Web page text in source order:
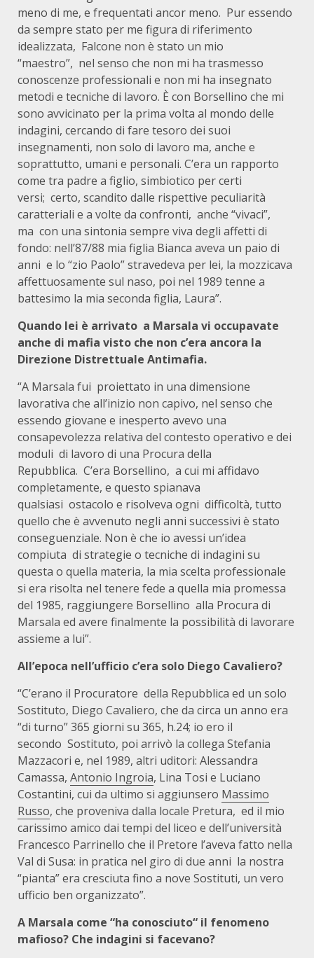
meno di me, e frequentati ancor meno. Pur essendo
da sempre stato per me figura di riferimento
idealizzata, Falcone non è stato un mio
“maestro”, nel senso che non mi ha trasmesso
conoscenze professionali e non mi ha insegnato
metodi e tecniche di lavoro. È con Borsellino che mi
sono avvicinato per la prima volta al mondo delle
indagini, cercando di fare tesoro dei suoi
insegnamenti, non solo di lavoro ma, anche e
soprattutto, umani e personali. C’era un rapporto
come tra padre a figlio, simbiotico per certi
versi; certo, scandito dalle rispettive peculiarità
caratteriali e a volte da confronti, anche “vivaci”,
ma con una sintonia sempre viva degli affetti di
fondo: nell’87/88 mia figlia Bianca aveva un paio di
anni e lo “zio Paolo” stravedeva per lei, la mozzicava
affettuosamente sul naso, poi nel 1989 tenne a
battesimo la mia seconda figlia, Laura”.
Quando lei è arrivato a Marsala vi occupavate
anche di mafia visto che non c’era ancora la
Direzione Distrettuale Antimafia.
“A Marsala fui proiettato in una dimensione
lavorativa che all’inizio non capivo, nel senso che
essendo giovane e inesperto avevo una
consapevolezza relativa del contesto operativo e dei
moduli di lavoro di una Procura della
Repubblica. C’era Borsellino, a cui mi affidavo
completamente, e questo spianava
qualsiasi ostacolo e risolveva ogni difficoltà, tutto
quello che è avvenuto negli anni successivi è stato
conseguenziale. Non è che io avessi un’idea
compiuta di strategie o tecniche di indagini su
questa o quella materia, la mia scelta professionale
si era risolta nel tenere fede a quella mia promessa
del 1985, raggiungere Borsellino alla Procura di
Marsala ed avere finalmente la possibilità di lavorare
assieme a lui”.
All’epoca nell’ufficio c’era solo Diego Cavaliero?
“C’erano il Procuratore della Repubblica ed un solo
Sostituto, Diego Cavaliero, che da circa un anno era
“di turno” 365 giorni su 365, h.24; io ero il
secondo Sostituto, poi arrivò la collega Stefania
Mazzacori e, nel 1989, altri uditori: Alessandra
Camassa, Antonio Ingroia, Lina Tosi e Luciano
Costantini, cui da ultimo si aggiunsero Massimo
Russo, che proveniva dalla locale Pretura, ed il mio
carissimo amico dai tempi del liceo e dell’università
Francesco Parrinello che il Pretore l’aveva fatto nella
Val di Susa: in pratica nel giro di due anni la nostra
“pianta” era cresciuta fino a nove Sostituti, un vero
ufficio ben organizzato”.
A Marsala come “ha conosciuto“ il fenomeno
mafioso? Che indagini si facevano?